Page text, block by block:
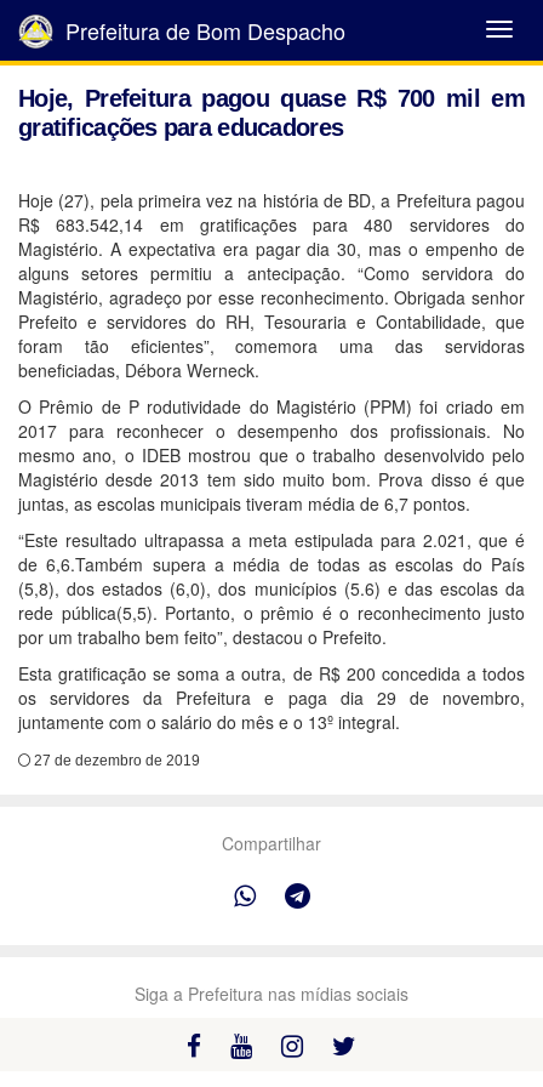
Abrir
Menu
Prefeitura de Bom Despacho
Hoje, Prefeitura pagou quase R$ 700 mil em
gratificações para educadores
Hoje (27), pela primeira vez na história de BD, a Prefeitura pagou
R$ 683.542,14 em gratificações para 480 servidores do
Magistério. A expectativa era pagar dia 30, mas o empenho de
alguns setores permitiu a antecipação. “Como servidora do
Magistério, agradeço por esse reconhecimento. Obrigada senhor
Prefeito e servidores do RH, Tesouraria e Contabilidade, que
foram tão eficientes”, comemora uma das servidoras
beneficiadas, Débora Werneck.
O Prêmio de P rodutividade do Magistério (PPM) foi criado em
2017 para reconhecer o desempenho dos profissionais. No
mesmo ano, o IDEB mostrou que o trabalho desenvolvido pelo
Magistério desde 2013 tem sido muito bom. Prova disso é que
juntas, as escolas municipais tiveram média de 6,7 pontos.
“Este resultado ultrapassa a meta estipulada para 2.021, que é
de 6,6.Também supera a média de todas as escolas do País
(5,8), dos estados (6,0), dos municípios (5.6) e das escolas da
rede pública(5,5). Portanto, o prêmio é o reconhecimento justo
por um trabalho bem feito”, destacou o Prefeito.
Esta gratificação se soma a outra, de R$ 200 concedida a todos
os servidores da Prefeitura e paga dia 29 de novembro,
juntamente com o salário do mês e o 13º integral.
27 de dezembro de 2019
Compartilhar
Siga a Prefeitura nas mídias sociais